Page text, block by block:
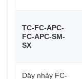
TC-FC-APC-
FC-APC-SM-
SX
Dây nhảy FC-